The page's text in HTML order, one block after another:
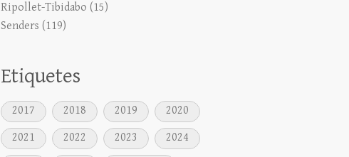
Ripollet-Tibidabo (15)
Senders (119)
Etiquetes
2017 2018 2019
2020
2021
2022 2023
2024